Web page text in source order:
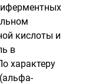
кислоты и
в
характеру